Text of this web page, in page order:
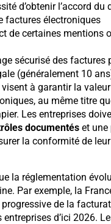
d’obtenir l’accord
factures électroniques
de certaines mentions
sécurisé des factures
(généralement 10
visent à garantir la
au même titre
Les entreprises
documentés et une
la conformité de
la réglementation
Par exemple, la
de la
entreprises d’ici 2026.